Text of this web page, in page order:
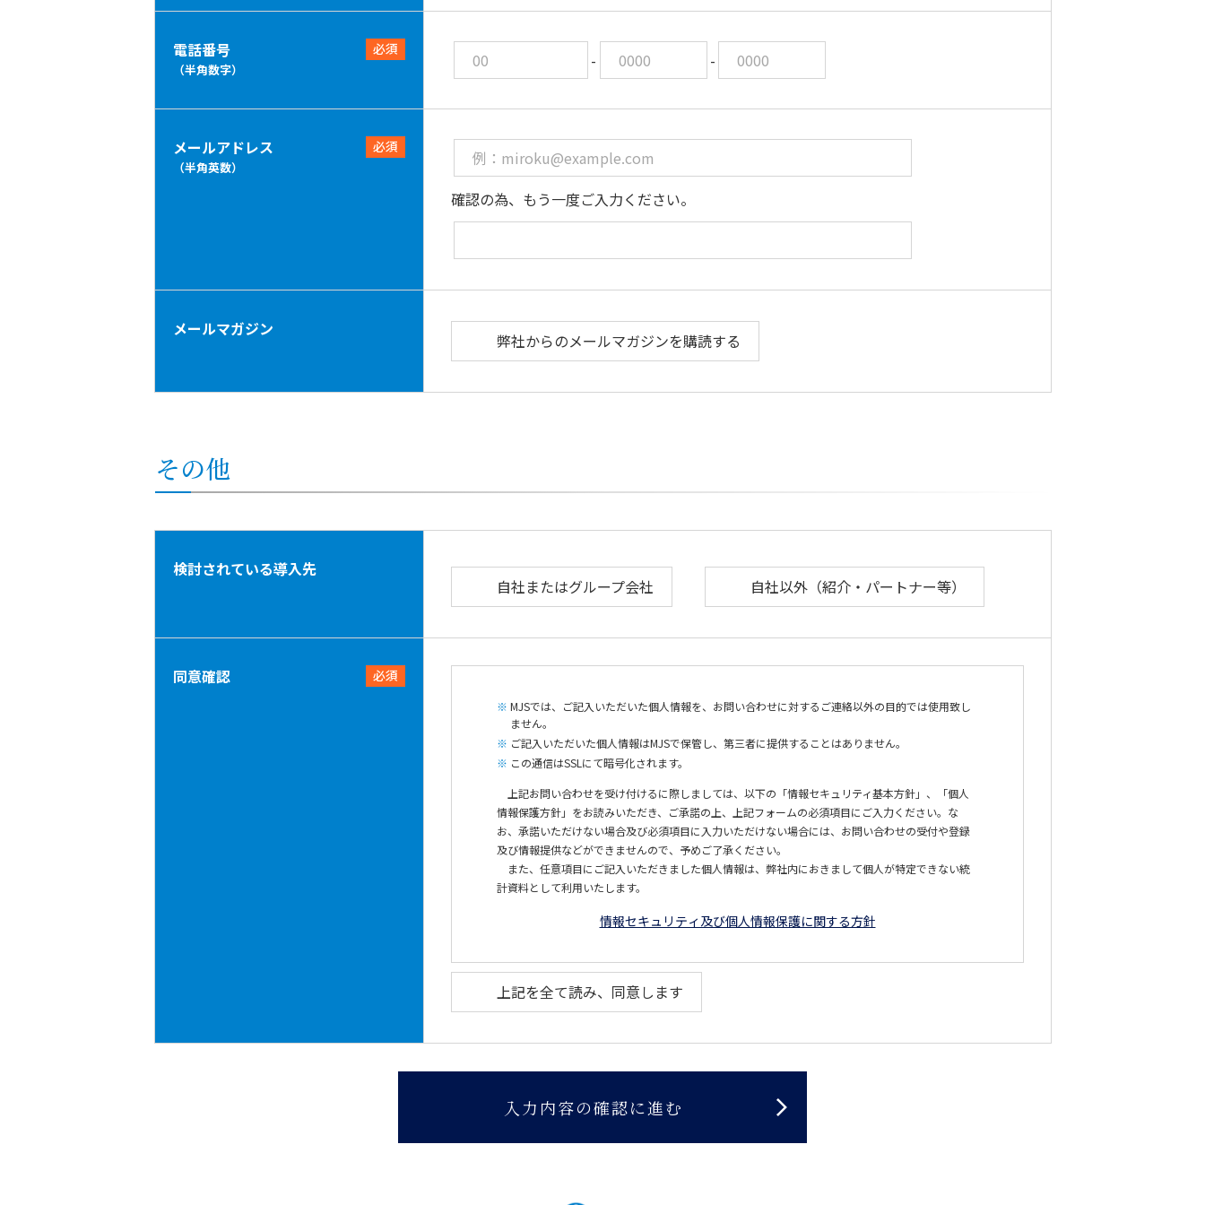
必須
電話番号
（半角数字） - -
必須
メールアドレス
（半角英数）
確認の為、もう一度ご入力ください。
メールマガジン
弊社からのメールマガジンを購読する
その他
検討されている導入先
自社またはグループ会社
自社以外（紹介・パートナー等）
必須
同意確認
MJSでは、ご記入いただいた個人情報を、お問い合わせに対するご連絡以外の目的では使用致し
ません。
ご記入いただいた個人情報はMJSで保管し、第三者に提供することはありません。
この通信はSSLにて暗号化されます。
上記お問い合わせを受け付けるに際しましては、以下の「情報セキュリティ基本方針」、「個人
情報保護方針」をお読みいただき、ご承諾の上、上記フォームの必須項目にご入力ください。な
お、承諾いただけない場合及び必須項目に入力いただけない場合には、お問い合わせの受付や登録
及び情報提供などができませんので、予めご了承ください。
また、任意項目にご記入いただきました個人情報は、弊社内におきまして個人が特定できない統
計資料として利用いたします。
情報セキュリティ及び個人情報保護に関する方針
上記を全て読み、同意します